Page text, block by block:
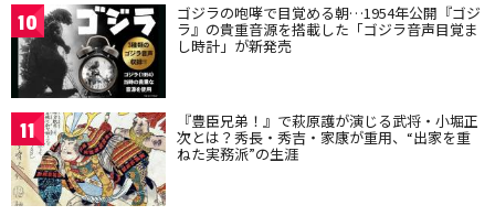
10 ゴジラの咆哮で目覚める朝…1954年公開『ゴジ
ラ』の貴重音源を搭載した「ゴジラ音声目覚ま
し時計」が新発売
11 『豊臣兄弟！』で萩原護が演じる武将・小堀正
次とは？秀長・秀吉・家康が重用、“出家を重
ねた実務派”の生涯